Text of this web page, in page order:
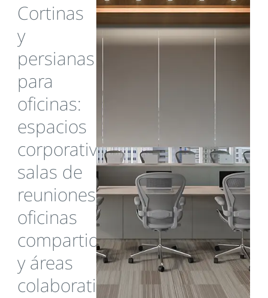
Cortinas
y
persianas
para
oficinas:
espacios
corporativos,
salas de
reuniones,
oficinas
compartidas
y áreas
colaborativas.